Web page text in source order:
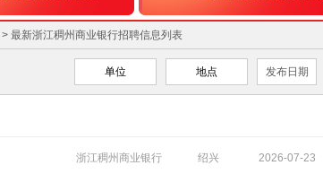
> 最新浙江稠州商业银行招聘信息列表
单位 地点 发布日期
浙江稠州商业银行 绍兴 2026-07-23